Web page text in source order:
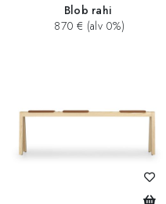
Blob rahi
870 € (alv 0%)